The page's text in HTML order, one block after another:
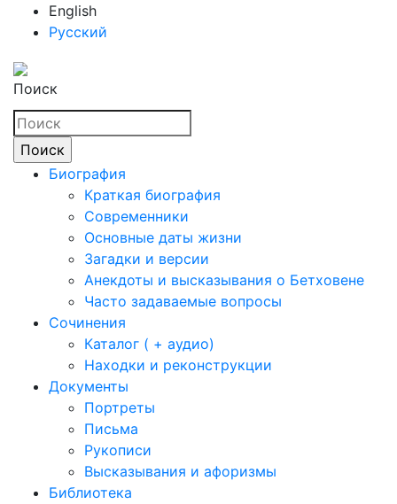
English
Русский
Поиск
Биография
Краткая биография
Современники
Основные даты жизни
Загадки и версии
Анекдоты и высказывания о Бетховене
Часто задаваемые вопросы
Сочинения
Каталог ( + аудио)
Находки и реконструкции
Документы
Портреты
Письма
Рукописи
Высказывания и афоризмы
Библиотека